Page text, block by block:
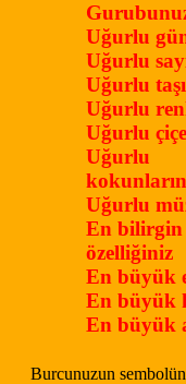
Uğurlu
Uğurlu
Uğurlu
Uğurlu
Uğurlu
Uğurlu
Uğurlu
En bilirgin
özelliğiniz
En büyük
En büyük
En büyük
Burcunuzun